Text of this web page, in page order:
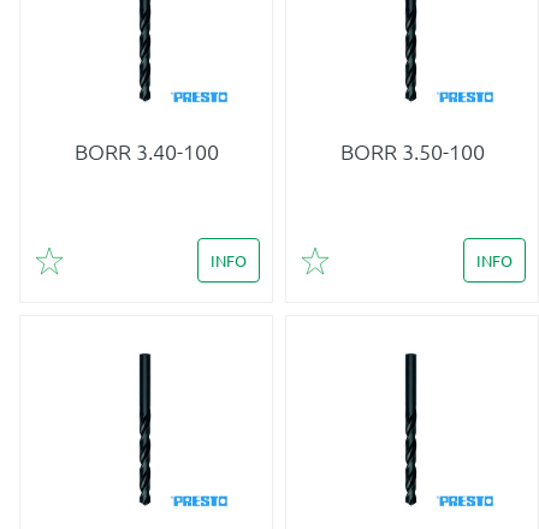
BORR 3.40-100
Lägg till i favoriter
INFO
BORR 3.50-100
Lägg till i favoriter
INFO